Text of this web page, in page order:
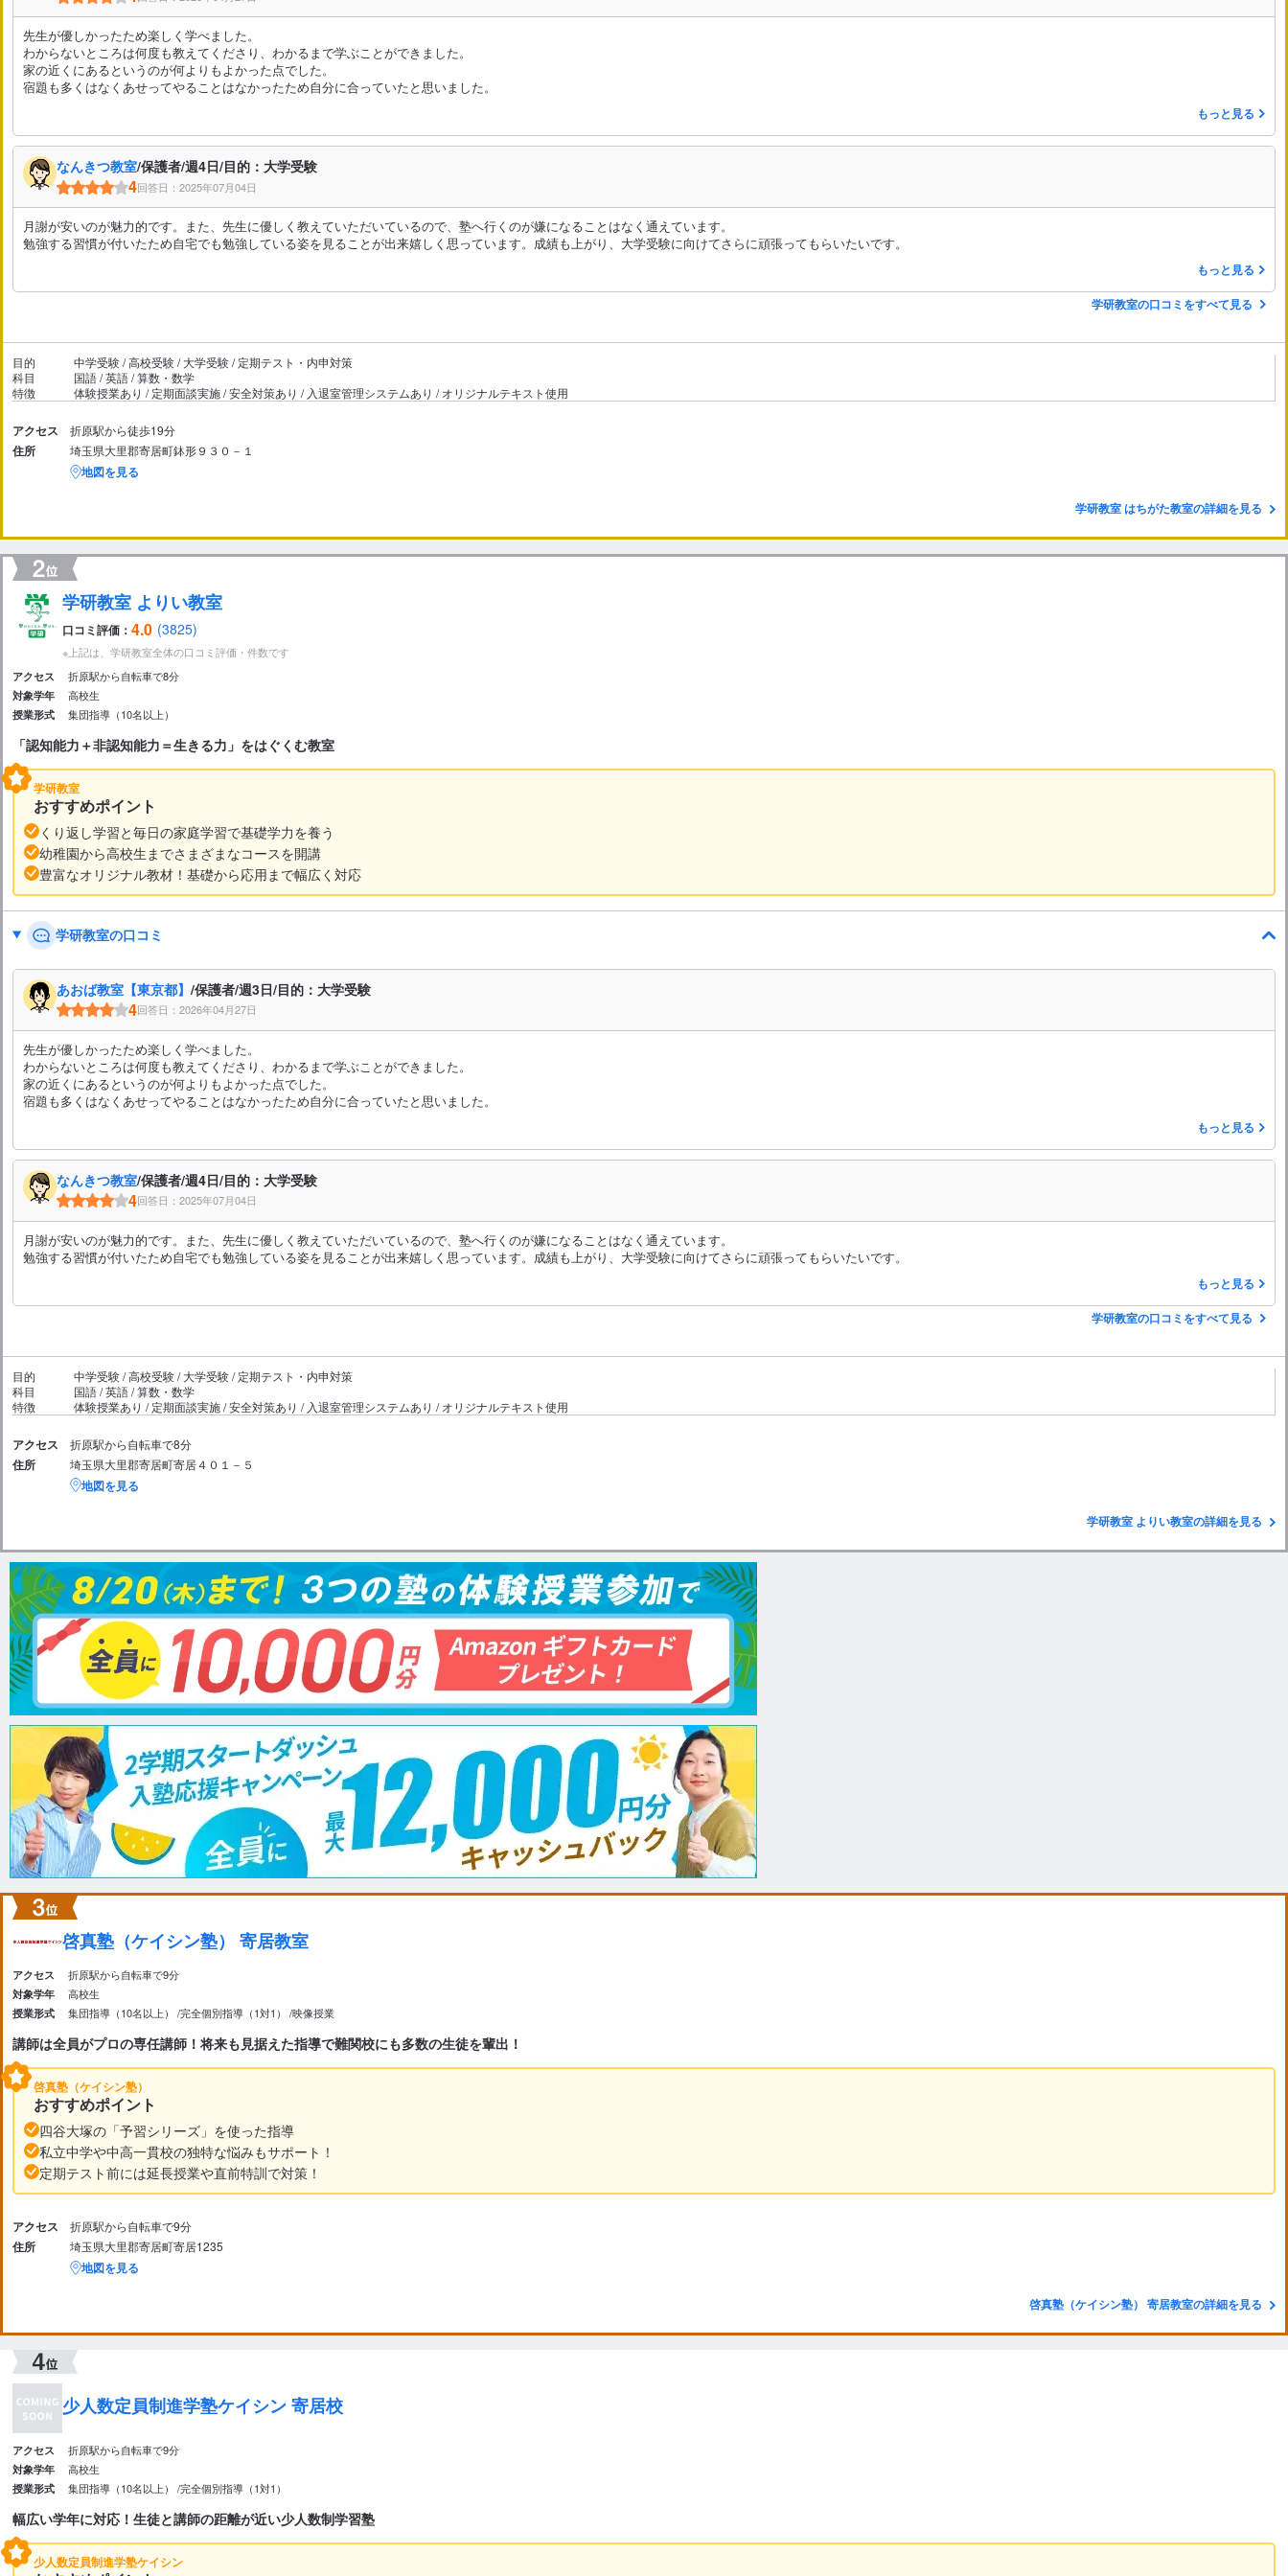
先生が優しかったため楽しく学べました。
わからないところは何度も教えてくださり、わかるまで学ぶことができました。
家の近くにあるというのが何よりもよかった点でした。
宿題も多くはなくあせってやることはなかったため自分に合っていたと思いました。
もっと見る
なんきつ教室/保護者/週4日/目的：大学受験
4回答日：2025年07月04日
月謝が安いのが魅力的です。また、先生に優しく教えていただいているので、塾へ行くのが嫌になることはなく通えています。
勉強する習慣が付いたため自宅でも勉強している姿を見ることが出来嬉しく思っています。成績も上がり、大学受験に向けてさらに頑張ってもらいたいです。
もっと見る
学研教室の口コミをすべて見る
目的
中学受験 / 高校受験 / 大学受験 / 定期テスト・内申対策
科目
国語 / 英語 / 算数・数学
特徴
体験授業あり / 定期面談実施 / 安全対策あり / 入退室管理システムあり / オリジナルテキスト使用
アクセス 折原駅から徒歩19分
住所 埼玉県大里郡寄居町鉢形９３０－１
地図を見る
学研教室 はちがた教室の詳細を見る
学研教室 よりい教室
口コミ評価： 4.0 (3825)
※上記は、学研教室全体の口コミ評価・件数です
アクセス 折原駅から自転車で8分
対象学年 高校生
授業形式 集団指導（10名以上）
「認知能力＋非認知能力＝生きる力」をはぐくむ教室
学研教室
おすすめポイント
くり返し学習と毎日の家庭学習で基礎学力を養う
幼稚園から高校生までさまざまなコースを開講
豊富なオリジナル教材！基礎から応用まで幅広く対応
学研教室の口コミ
あおば教室【東京都】 /保護者/週3日/目的：大学受験
4回答日：2026年04月27日
先生が優しかったため楽しく学べました。
わからないところは何度も教えてくださり、わかるまで学ぶことができました。
家の近くにあるというのが何よりもよかった点でした。
宿題も多くはなくあせってやることはなかったため自分に合っていたと思いました。
もっと見る
なんきつ教室/保護者/週4日/目的：大学受験
4回答日：2025年07月04日
月謝が安いのが魅力的です。また、先生に優しく教えていただいているので、塾へ行くのが嫌になることはなく通えています。
勉強する習慣が付いたため自宅でも勉強している姿を見ることが出来嬉しく思っています。成績も上がり、大学受験に向けてさらに頑張ってもらいたいです。
もっと見る
学研教室の口コミをすべて見る
目的
中学受験 / 高校受験 / 大学受験 / 定期テスト・内申対策
科目
国語 / 英語 / 算数・数学
特徴
体験授業あり / 定期面談実施 / 安全対策あり / 入退室管理システムあり / オリジナルテキスト使用
アクセス 折原駅から自転車で8分
住所 埼玉県大里郡寄居町寄居４０１－５
地図を見る
学研教室 よりい教室の詳細を見る
啓真塾（ケイシン塾） 寄居教室
アクセス 折原駅から自転車で9分
対象学年 高校生
授業形式 集団指導（10名以上） 完全個別指導（1対1） 映像授業
講師は全員がプロの専任講師！将来も見据えた指導で難関校にも多数の生徒を輩出！
啓真塾（ケイシン塾）
おすすめポイント
四谷大塚の「予習シリーズ」を使った指導
私立中学や中高一貫校の独特な悩みもサポート！
定期テスト前には延長授業や直前特訓で対策！
アクセス 折原駅から自転車で9分
住所 埼玉県大里郡寄居町寄居1235
地図を見る
啓真塾（ケイシン塾） 寄居教室の詳細を見る
少人数定員制進学塾ケイシン 寄居校
アクセス 折原駅から自転車で9分
対象学年 高校生
授業形式 集団指導（10名以上） 完全個別指導（1対1）
幅広い学年に対応！生徒と講師の距離が近い少人数制学習塾
少人数定員制進学塾ケイシン